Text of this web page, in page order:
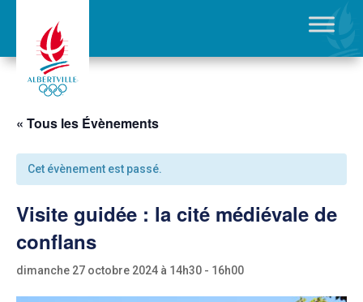
« Tous les Évènements
Cet évènement est passé.
Visite guidée : la cité médiévale de
conflans
dimanche 27 octobre 2024 à 14h30 - 16h00